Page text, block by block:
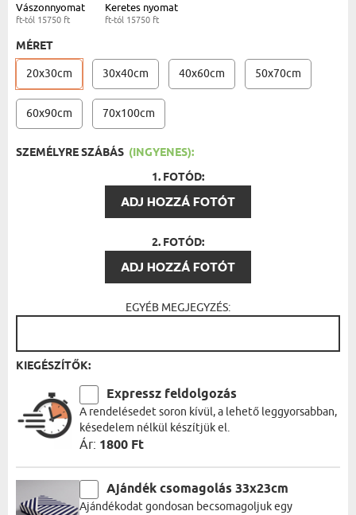
Vászonnyomat
ft-tól 15750 ft
Keretes nyomat
ft-tól 15750 ft
MÉRET
20x30cm 30x40cm 40x60cm 50x70cm
60x90cm 70x100cm
SZEMÉLYRE SZÁBÁS (INGYENES):
1. FOTÓD:
ADJ HOZZÁ FOTÓT
2. FOTÓD:
ADJ HOZZÁ FOTÓT
EGYÉB MEGJEGYZÉS:
KIEGÉSZÍTŐK:
Expressz feldolgozás
A rendelésedet soron kívül, a lehető leggyorsabban,
késedelem nélkül készítjük el.
Ár: 1800 Ft
Ajándék csomagolás 33x23cm
Ajándékodat gondosan becsomagoljuk egy